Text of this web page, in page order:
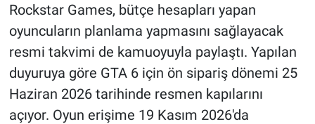
Rockstar Games, bütçe hesapları yapan
oyuncuların planlama yapmasını sağlayacak
resmi takvimi de kamuoyuyla paylaştı. Yapılan
duyuruya göre GTA 6 için ön sipariş dönemi 25
Haziran 2026 tarihinde resmen kapılarını
açıyor. Oyun erişime 19 Kasım 2026'da